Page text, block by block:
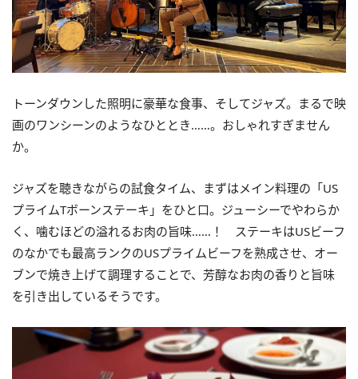
トーンダウンした照明に豪華な食事、そしてジャズ。まるで映
画のワンシーンのようなひととき……。おしゃれすぎません
か。
ジャズを聴きながらの試食タイム、まずはメイン料理の「US
プライムTボーンステーキ」をひと口。ジューシーでやわらか
く、噛むほどの溢れるお肉の旨味……！ ステーキはUSビーフ
のなかでも最高ランクのUSプライムビーフを熟成させ、オー
ブンで焼き上げて調理することで、芳醇なお肉の香りと旨味
を引き出しているそうです。